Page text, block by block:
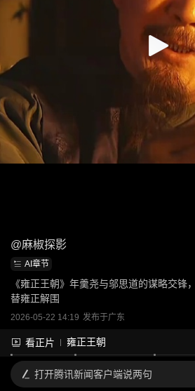
@麻椒探影
AI章节
《雍正王朝》年羹尧与邬思道的谋略交锋
替雍正解围
2026-05-22 14:19 发布于广东
看正片 雍正王朝
打开腾讯新闻客户端说两句